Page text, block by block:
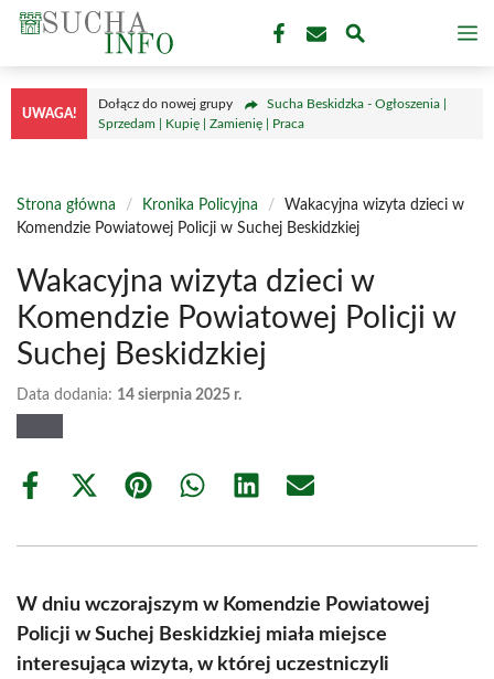
Przejdź
treści
UWAGA!
Dołącz do nowej grupy
Sucha Beskidzka - Ogłoszenia |
Sprzedam | Kupię | Zamienię | Praca
Strona główna / Kronika Policyjna /
Wakacyjna wizyta dzieci w
Komendzie Powiatowej Policji w Suchej Beskidzkiej
Wakacyjna wizyta dzieci w
Komendzie Powiatowej Policji w
Suchej Beskidzkiej
Data dodania: 14 sierpnia 2025 r.
Share
Share
(Twitter)
Share Share Share Share
W dniu wczorajszym w Komendzie Powiatowej
Policji w Suchej Beskidzkiej miała miejsce
interesująca wizyta, w której uczestniczyli